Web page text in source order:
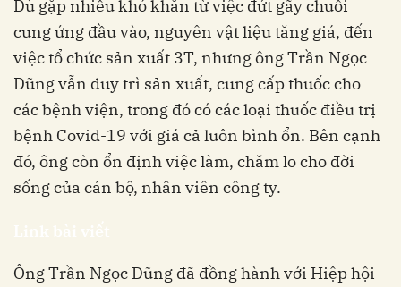
Dù gặp nhiều khó khăn từ việc đứt gãy chuỗi
cung ứng đầu vào, nguyên vật liệu tăng giá, đến
việc tổ chức sản xuất 3T, nhưng ông Trần Ngọc
Dũng vẫn duy trì sản xuất, cung cấp thuốc cho
các bệnh viện, trong đó có các loại thuốc điều trị
bệnh Covid-19 với giá cả luôn bình ổn. Bên cạnh
đó, ông còn ổn định việc làm, chăm lo cho đời
sống của cán bộ, nhân viên công ty.
Ông Trần Ngọc Dũng đã đồng hành với Hiệp hội